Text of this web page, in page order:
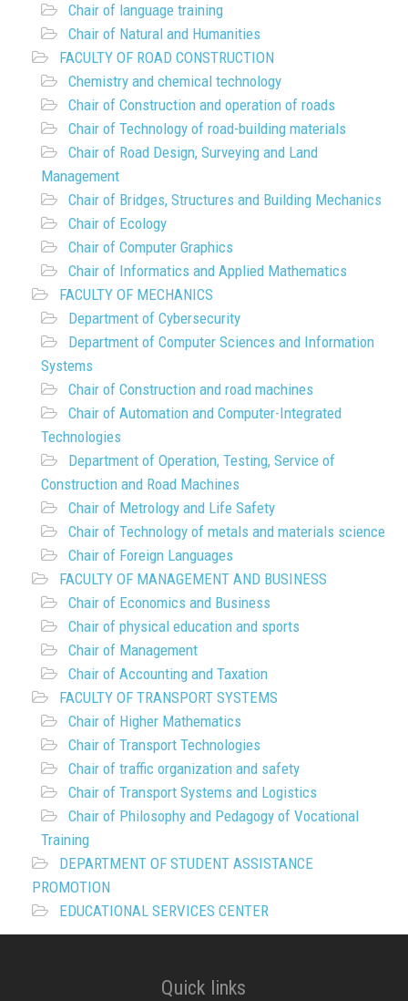
Chair of language training
Chair of Natural and Humanities
FACULTY OF ROAD CONSTRUCTION
Chemistry and chemical technology
Chair of Construction and operation of roads
Chair of Technology of road-building materials
Chair of Road Design, Surveying and Land
Management
Chair of Bridges, Structures and Building Mechanics
Chair of Ecology
Chair of Computer Graphics
Chair of Informatics and Applied Mathematics
FACULTY OF MECHANICS
Department of Cybersecurity
Department of Computer Sciences and Information
Systems
Chair of Construction and road machines
Chair of Automation and Computer-Integrated
Technologies
Department of Operation, Testing, Service of
Construction and Road Machines
Chair of Metrology and Life Safety
Chair of Technology of metals and materials science
Chair of Foreign Languages
FACULTY OF MANAGEMENT AND BUSINESS
Chair of Economics and Business
Chair of physical education and sports
Chair of Management
Chair of Accounting and Taxation
FACULTY OF TRANSPORT SYSTEMS
Chair of Higher Mathematics
Chair of Transport Technologies
Chair of traffic organization and safety
Chair of Transport Systems and Logistics
Chair of Philosophy and Pedagogy of Vocational
Training
DEPARTMENT OF STUDENT ASSISTANCE
PROMOTION
EDUCATIONAL SERVICES CENTER
Quick links